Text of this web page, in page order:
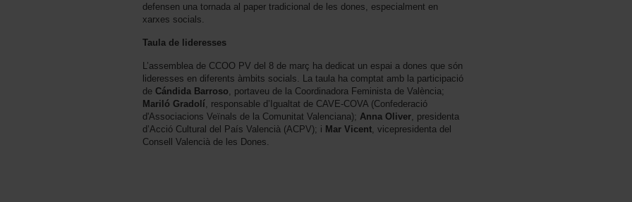
defensen una tornada al paper tradicional de les dones, especialment en
xarxes socials.
Taula de lideresses
L’assemblea de CCOO PV del 8 de març ha dedicat un espai a dones que són
lideresses en diferents àmbits socials. La taula ha comptat amb la participació
de Cándida Barroso , portaveu de la Coordinadora Feminista de València;
Mariló Gradolí , responsable d’Igualtat de CAVE-COVA (Confederació
d'Associacions Veïnals de la Comunitat Valenciana); Anna Oliver , presidenta
d’Acció Cultural del País Valencià (ACPV); i Mar Vicent , vicepresidenta del
Consell Valencià de les Dones.